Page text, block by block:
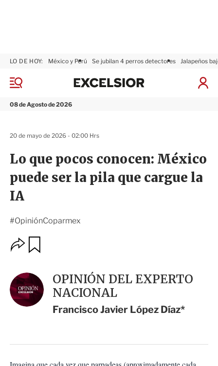
M
n
08 de Agosto de 2026
LO DE HOY: México y Perú Se jubilan 4 perros detectores Jalapeños
I
e
x
Lo que pocos conocen: México
puede ser la pila que cargue la
IA
#OpiniónCoparmex
20 de mayo de 2026 - 02:00 Hrs
O
p
o
n
e
s
o
p
a
r
OPINIÓN DEL EXPERTO
NACIONAL
Francisco Javier López Díaz*